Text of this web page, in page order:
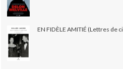
EN FIDÈLE AMITIÉ (Lettres de